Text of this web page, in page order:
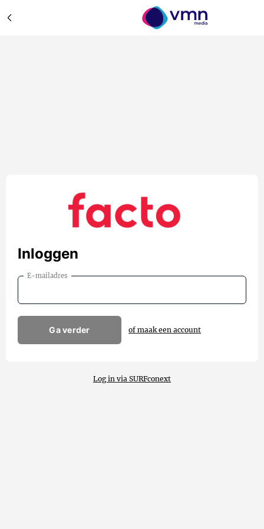
Inloggen
E-mailadres
Ga verder of maak een account
Log in via SURFconext